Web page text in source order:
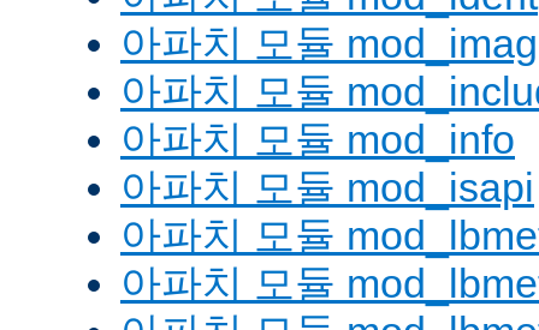
아파치 모듈
아파치 모듈
아파치 모듈 mod_info
아파치 모듈 mod_isapi
아파치 모듈
아파치 모듈